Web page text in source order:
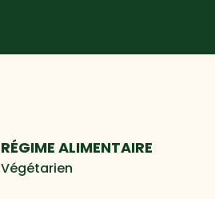
RÉGIME ALIMENTAIRE
Végétarien